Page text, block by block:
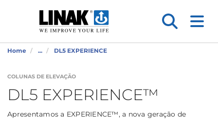
Home ... DL5 EXPERIENCE
COLUNAS DE ELEVAÇÃO
DL5 EXPERIENCE™
Apresentamos a EXPERIENCE™, a nova geração de